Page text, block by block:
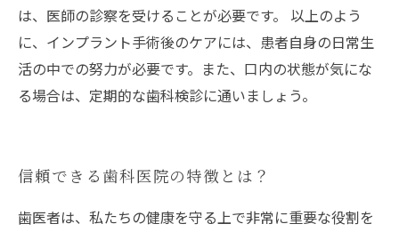
は、医師の診察を受けることが必要です。 以上のよう
に、インプラント手術後のケアには、患者自身の日常生
活の中での努力が必要です。また、口内の状態が気にな
る場合は、定期的な歯科検診に通いましょう。
信頼できる歯科医院の特徴とは？
歯医者は、私たちの健康を守る上で非常に重要な役割を